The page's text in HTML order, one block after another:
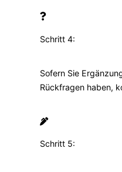
Schritt 4:
Sofern Sie
Rückfragen haben,
Schritt 5: